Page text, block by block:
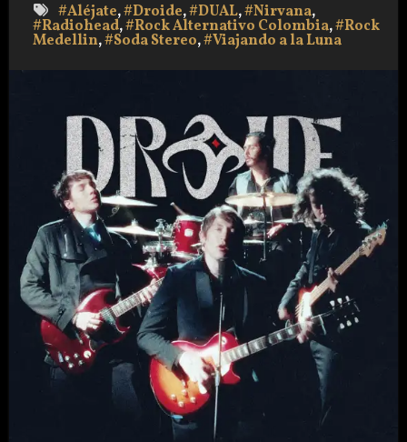
#Aléjate,#Droide,#DUAL,#Nirvana,
#Radiohead,#Rock Alternativo Colombia,#Rock
Medellin,#Soda Stereo,#Viajando a la Luna